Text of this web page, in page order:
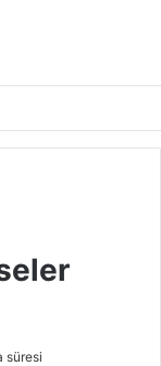
süresi